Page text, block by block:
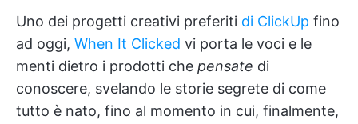
Uno dei progetti creativi preferiti di ClickUp fino
ad oggi, When It Clicked vi porta le voci e le
menti dietro i prodotti che pensate di
conoscere, svelando le storie segrete di come
tutto è nato, fino al momento in cui, finalmente,